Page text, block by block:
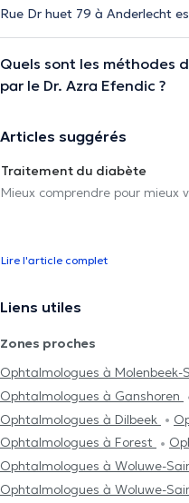
Rue Dr huet 79 à Anderlecht
Quels sont les méthodes
par le Dr. Azra Efendic ?
Articles suggérés
Traitement du diabète
Mieux comprendre pour mieux
Lire l'article complet
Liens utiles
Zones proches
Ophtalmologues à Molenbeek-
Ophtalmologues à Ganshoren
Ophtalmologues à Dilbeek
Ophtalmologues à Forest
Ophtalmologues à Woluwe-
Ophtalmologues à Woluwe-